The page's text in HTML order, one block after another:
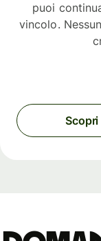
puoi
vincolo.